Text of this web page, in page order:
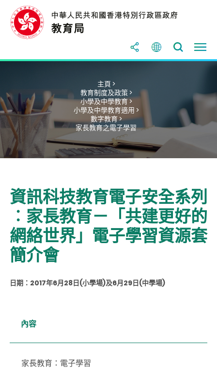
主頁 >
教育制度及政策 >
小學及中學教育 >
小學及中學教育適用 >
數字教育 >
家長教育之電子學習
資訊科技教育電子安全系列
︰家長教育－「共建更好的
網絡世界」電子學習資源套
簡介會
日期：2017年6月28日(小學場)及6月29日(中學場)
內容
家長教育：電子學習